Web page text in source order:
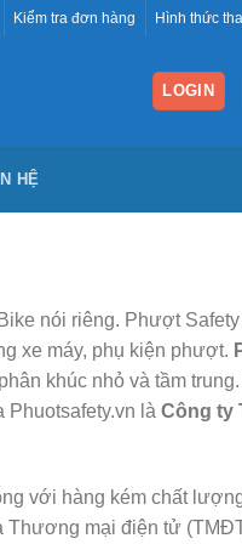
Kiểm tra đơn hàng Hình thức
LOGIN
HỆ
nói riêng. Phượt
xe máy, phụ kiện phượt.
khúc nhỏ và tầm
Phuotsafety.vn là Công ty
với hàng kém chất
Thương mại điện tử